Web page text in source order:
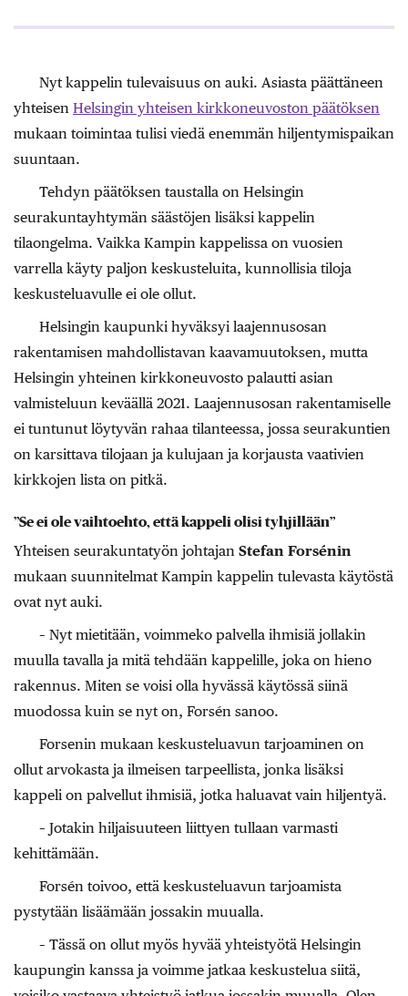
Nyt kappelin tulevaisuus on auki. Asiasta päättäneen
yhteisen Helsingin yhteisen kirkkoneuvoston päätöksen
mukaan toimintaa tulisi viedä enemmän hiljentymispaikan
suuntaan.
Tehdyn päätöksen taustalla on Helsingin
seurakuntayhtymän säästöjen lisäksi kappelin
tilaongelma. Vaikka Kampin kappelissa on vuosien
varrella käyty paljon keskusteluita, kunnollisia tiloja
keskusteluavulle ei ole ollut.
Helsingin kaupunki hyväksyi laajennusosan
rakentamisen mahdollistavan kaavamuutoksen, mutta
Helsingin yhteinen kirkkoneuvosto palautti asian
valmisteluun keväällä 2021. Laajennusosan rakentamiselle
ei tuntunut löytyvän rahaa tilanteessa, jossa seurakuntien
on karsittava tilojaan ja kulujaan ja korjausta vaativien
kirkkojen lista on pitkä.
”Se ei ole vaihtoehto, että kappeli olisi tyhjillään”
Yhteisen seurakuntatyön johtajan Stefan Forsénin
mukaan suunnitelmat Kampin kappelin tulevasta käytöstä
ovat nyt auki.
– Nyt mietitään, voimmeko palvella ihmisiä jollakin
muulla tavalla ja mitä tehdään kappelille, joka on hieno
rakennus. Miten se voisi olla hyvässä käytössä siinä
muodossa kuin se nyt on, Forsén sanoo.
Forsenin mukaan keskusteluavun tarjoaminen on
ollut arvokasta ja ilmeisen tarpeellista, jonka lisäksi
kappeli on palvellut ihmisiä, jotka haluavat vain hiljentyä.
– Jotakin hiljaisuuteen liittyen tullaan varmasti
kehittämään.
Forsén toivoo, että keskusteluavun tarjoamista
pystytään lisäämään jossakin muualla.
– Tässä on ollut myös hyvää yhteistyötä Helsingin
kaupungin kanssa ja voimme jatkaa keskustelua siitä,